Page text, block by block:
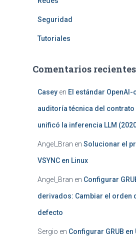
Seguridad
Tutoriales
Comentarios recientes
Casey en El estándar
auditoría técnica del
unificó la inferencia LLM
Angel_Bran en Solucionar el
VSYNC en Linux
Angel_Bran en Configurar
derivados: Cambiar el orden
defecto
Sergio en Configurar GRUB en